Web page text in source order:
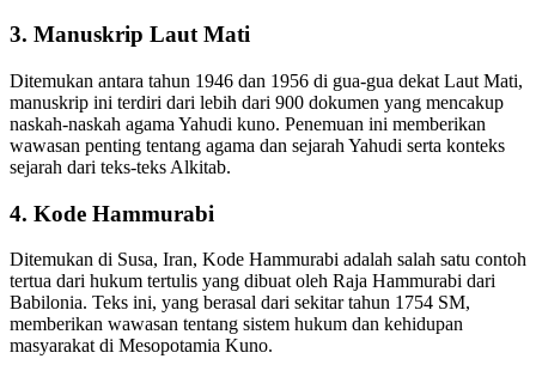
3. Manuskrip Laut Mati
Ditemukan antara tahun 1946 dan 1956 di gua-gua dekat Laut Mati,
manuskrip ini terdiri dari lebih dari 900 dokumen yang mencakup
naskah-naskah agama Yahudi kuno. Penemuan ini memberikan
wawasan penting tentang agama dan sejarah Yahudi serta konteks
sejarah dari teks-teks Alkitab.
4. Kode Hammurabi
Ditemukan di Susa, Iran, Kode Hammurabi adalah salah satu contoh
tertua dari hukum tertulis yang dibuat oleh Raja Hammurabi dari
Babilonia. Teks ini, yang berasal dari sekitar tahun 1754 SM,
memberikan wawasan tentang sistem hukum dan kehidupan
masyarakat di Mesopotamia Kuno.